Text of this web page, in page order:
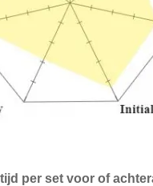
per set voor of